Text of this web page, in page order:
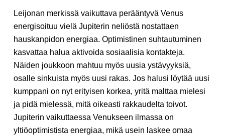
Leijonan merkissä vaikuttava perääntyvä Venus
energisoituu vielä Jupiterin neliöstä nostattaen
hauskanpidon energiaa. Optimistinen suhtautuminen
kasvattaa halua aktivoida sosiaalisia kontakteja.
Näiden joukkoon mahtuu myös uusia ystävyyksiä,
osalle sinkuista myös uusi rakas. Jos halusi löytää uusi
kumppani on nyt erityisen korkea, yritä malttaa mielesi
ja pidä mielessä, mitä oikeasti rakkaudelta toivot.
Jupiterin vaikuttaessa Venukseen ilmassa on
yltiöoptimistista energiaa, mikä usein laskee omaa